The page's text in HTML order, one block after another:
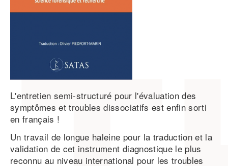
L'entretien semi-structuré pour l'évaluation des
symptômes et troubles dissociatifs est enfin sorti
en français !
Un travail de longue haleine pour la traduction et la
validation de cet instrument diagnostique le plus
reconnu au niveau international pour les troubles